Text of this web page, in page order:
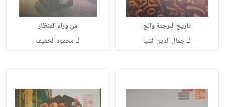
تاريخ الترجمة والج
لـجمال الدين الشيا
من وراء المنظار
لـ محمود الخفيف